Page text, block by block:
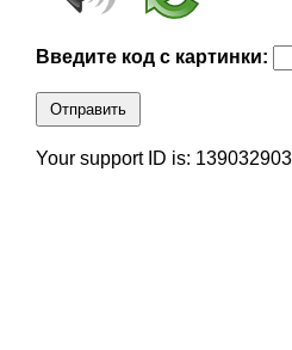
Введите код с картинки:
Отправить
Your support ID is: